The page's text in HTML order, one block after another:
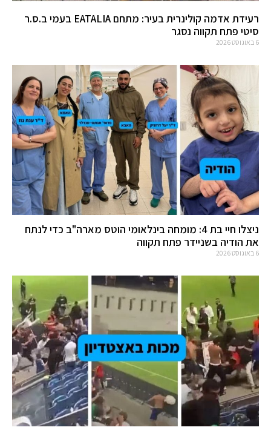
רעידת אדמה קולינרית בעיר: מתחם EATALIA בעמי ב.ס.ר
סיטי פתח תקווה נסגר
6 באוגוסט 2026
ניצלו חיי בת 4: מומחה בינלאומי הוטס מארה"ב כדי לנתח
את הודיה בשניידר פתח תקווה
6 באוגוסט 2026